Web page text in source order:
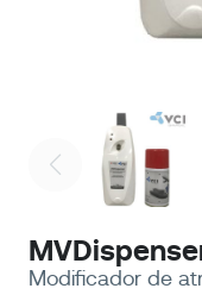
Modificador de